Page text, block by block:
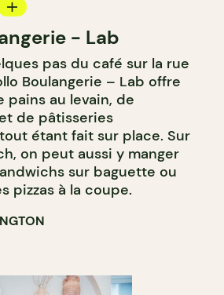
- Lab
pas du café sur la rue
Boulangerie – Lab offre
pains au levain, de
de pâtisseries
étant fait sur place. Sur
on peut aussi y manger
sur baguette ou
pizzas à la coupe.